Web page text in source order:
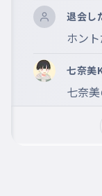
退会し
ホント
七奈美
七奈